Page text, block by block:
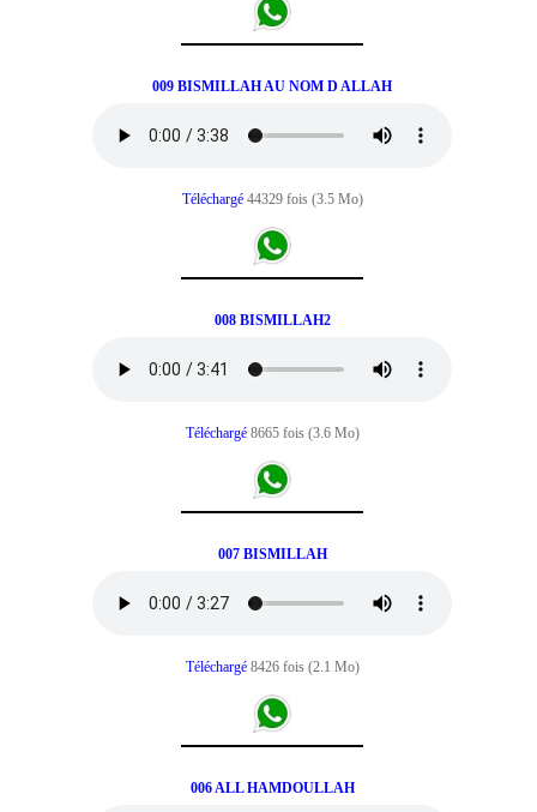
009 BISMILLAH AU NOM D ALLAH
Téléchargé 44329 fois (3.5 Mo)
008 BISMILLAH2
Téléchargé 8665 fois (3.6 Mo)
007 BISMILLAH
Téléchargé 8426 fois (2.1 Mo)
006 ALL HAMDOULLAH